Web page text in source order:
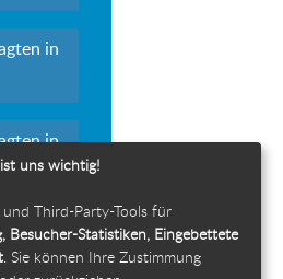
in
in
uns wichtig!
Third-Party-Tools für
Besucher-Statistiken, Eingebettete
. Sie können Ihre Zustimmung